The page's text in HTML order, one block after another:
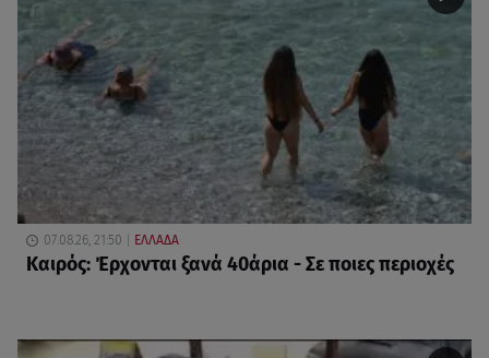
07.08.26, 21:50 ΕΛΛΑΔΑ
Καιρός: Έρχονται ξανά 40άρια - Σε ποιες περιοχές